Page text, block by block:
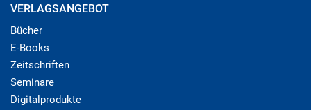
VERLAGSANGEBOT
Bücher
E-Books
Zeitschriften
Seminare
Digitalprodukte